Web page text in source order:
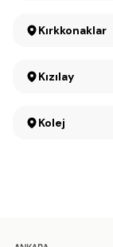
Kırkkonaklar
Kızılay
Kolej